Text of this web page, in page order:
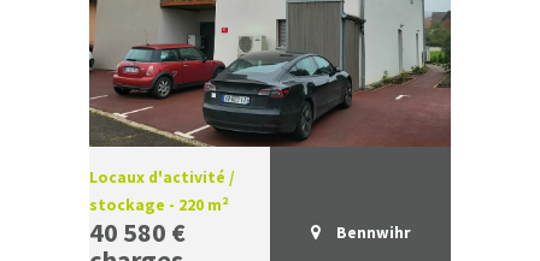
Locaux d'activité /
stockage - 220 m²
40 580 €
Bennwihr